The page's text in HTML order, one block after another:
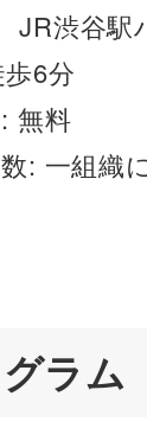
JR渋谷駅
6分
無料
: 一組織
ラム